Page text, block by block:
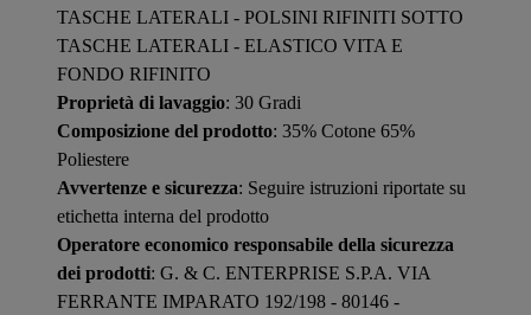
TASCHE LATERALI - POLSINI RIFINITI SOTTO
TASCHE LATERALI - ELASTICO VITA E
FONDO RIFINITO
Proprietà di lavaggio: 30 Gradi
Composizione del prodotto: 35% Cotone 65%
Poliestere
Avvertenze e sicurezza: Seguire istruzioni riportate su
etichetta interna del prodotto
Operatore economico responsabile della sicurezza
dei prodotti: G. & C. ENTERPRISE S.P.A. VIA
FERRANTE IMPARATO 192/198 - 80146 -